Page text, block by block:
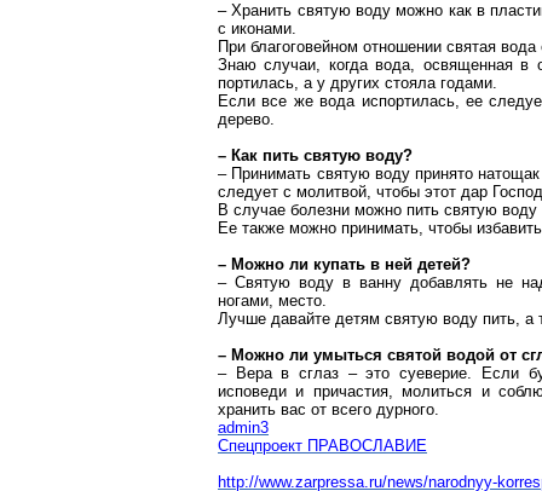
– Хранить святую воду можно как в
с иконами.
При благоговейном отношении святая
Знаю случаи, когда вода, освященная
портилась, а у других стояла годами.
Если все же вода испортилась, ее
дерево.
– Как пить святую воду?
– Принимать святую воду принято
следует с молитвой, чтобы этот дар
В случае болезни можно пить святую
Ее также можно принимать, чтобы
– Можно ли купать в ней детей?
– Святую воду в ванну добавлять не
ногами, место.
Лучше давайте детям святую воду пить, а
– Можно ли умыться святой водой от
– Вера в сглаз – это суеверие. Если
исповеди и причастия, молиться и
хранить вас от всего дурного.
admin3
Спецпроект ПРАВОСЛАВИЕ
http://www.zarpressa.ru/news/narodnyy-